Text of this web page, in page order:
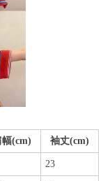
幅(cm) 袖丈(cm)
23